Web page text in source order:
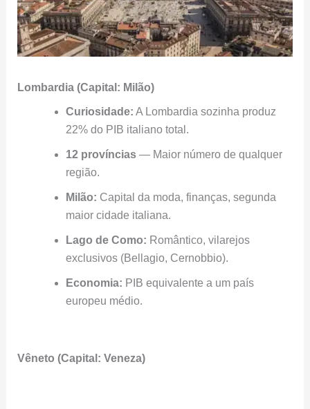
Lombardia (Capital: Milão)
Curiosidade: A Lombardia sozinha produz
22% do PIB italiano total.
12 províncias— Maior número de qualquer
região.
Milão: Capital da moda, finanças, segunda
maior cidade italiana.
Lago de Como: Romântico, vilarejos
exclusivos (Bellagio, Cernobbio).
Economia: PIB equivalente a um país
europeu médio.
Vêneto (Capital: Veneza)